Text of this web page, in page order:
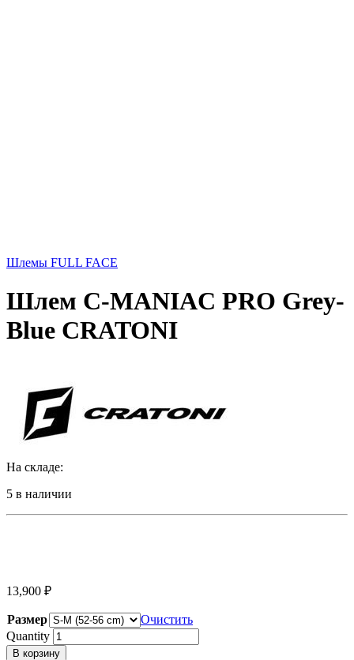
Шлемы FULL FACE
Шлем C-MANIAC PRO Grey-
Blue CRATONI
На складе:
5 в наличии
13,900 ₽
Размер
Очистить
Quantity
В корзину